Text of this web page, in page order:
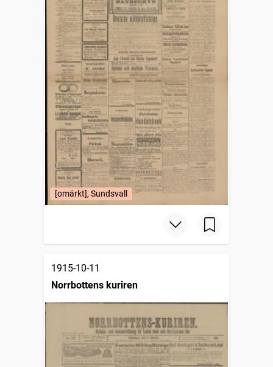
[omärkt], Sundsvall
1915-10-11
Norrbottens kuriren